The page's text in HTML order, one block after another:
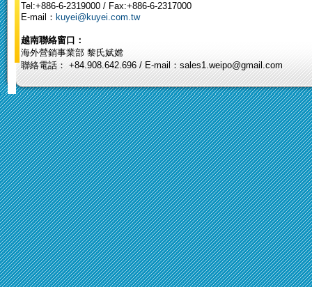
Tel:+886-6-2319000 / Fax:+886-6-2317000
E-mail： kuyei@kuyei.com.tw
越南聯絡窗口：
海外營銷事業部 黎氏娬嫦
聯絡電話： +84.908.642.696 / E-mail：sales1.weipo@gmail.com